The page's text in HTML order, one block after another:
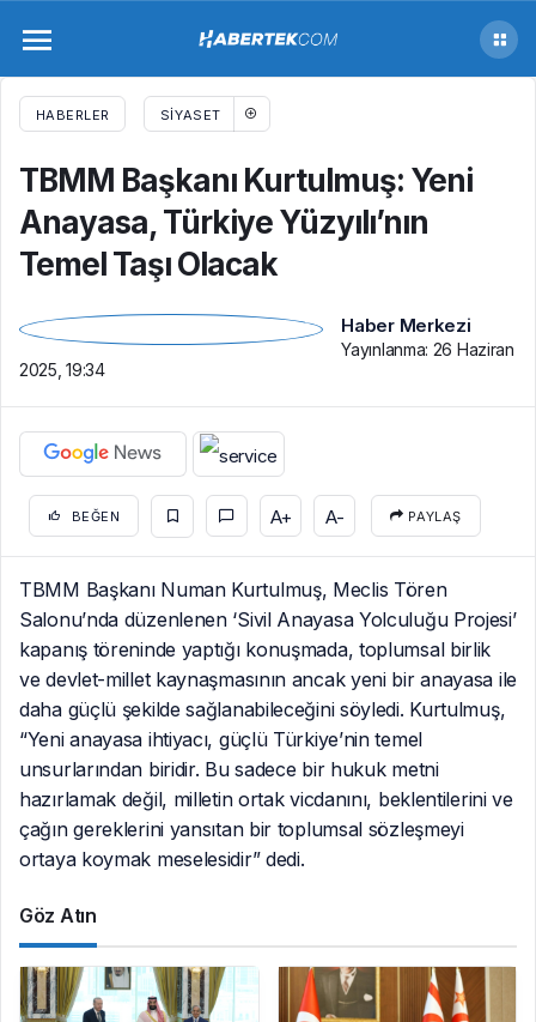
HABERLER SIYASET
TBMM Başkanı Kurtulmuş: Yeni
Anayasa, Türkiye Yüzyılı’nın
Temel Taşı Olacak
Haber Merkezi
Yayınlanma: 26 Haziran
2025, 19:34
BEĞEN A+ A- PAYLAŞ
TBMM Başkanı Numan Kurtulmuş, Meclis Tören
Salonu’nda düzenlenen ‘Sivil Anayasa Yolculuğu Projesi’
kapanış töreninde yaptığı konuşmada, toplumsal birlik
ve devlet-millet kaynaşmasının ancak yeni bir anayasa ile
daha güçlü şekilde sağlanabileceğini söyledi. Kurtulmuş,
“Yeni anayasa ihtiyacı, güçlü Türkiye’nin temel
unsurlarından biridir. Bu sadece bir hukuk metni
hazırlamak değil, milletin ortak vicdanını, beklentilerini ve
çağın gereklerini yansıtan bir toplumsal sözleşmeyi
ortaya koymak meselesidir” dedi.
Göz Atın
TBMM Başkanı Kurtulmuş: Yeni Anayasa,
Türkiye Yüzyılı’nın Temel Taşı Olacak